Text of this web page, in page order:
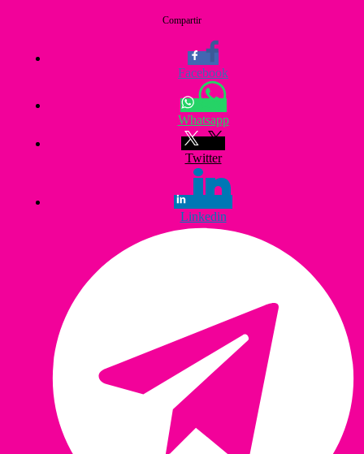
Compartir
Facebook
Whatsapp
Twitter
Linkedin